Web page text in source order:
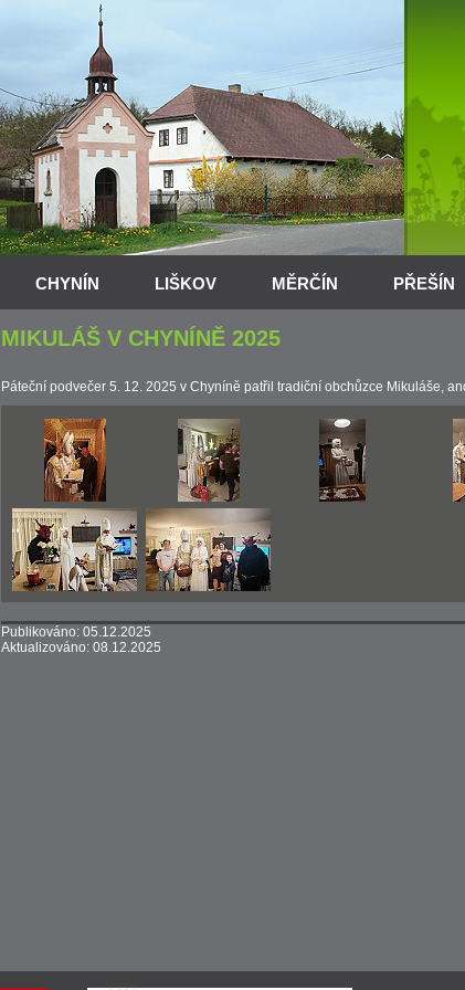
CHYNÍN LIŠKOV MĚRČÍN PŘEŠÍN
MIKULÁŠ V CHYNÍNĚ 2025
Páteční podvečer 5. 12. 2025 v Chyníně patřil tradiční obchůzce Mikuláše,
Publikováno: 05.12.2025
Aktualizováno: 08.12.2025